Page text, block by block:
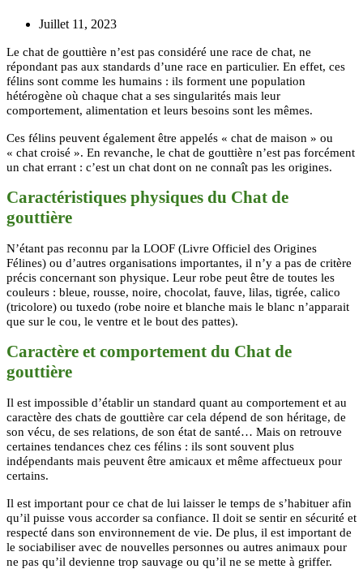
Juillet 11, 2023
Le chat de gouttière n’est pas considéré une race de chat, ne
répondant pas aux standards d’une race en particulier. En effet, ces
félins sont comme les humains : ils forment une population
hétérogène où chaque chat a ses singularités mais leur
comportement, alimentation et leurs besoins sont les mêmes.
Ces félins peuvent également être appelés « chat de maison » ou
« chat croisé ». En revanche, le chat de gouttière n’est pas forcément
un chat errant : c’est un chat dont on ne connaît pas les origines.
Caractéristiques physiques du Chat de
gouttière
N’étant pas reconnu par la LOOF (Livre Officiel des Origines
Félines) ou d’autres organisations importantes, il n’y a pas de critère
précis concernant son physique. Leur robe peut être de toutes les
couleurs : bleue, rousse, noire, chocolat, fauve, lilas, tigrée, calico
(tricolore) ou tuxedo (robe noire et blanche mais le blanc n’apparait
que sur le cou, le ventre et le bout des pattes).
Caractère et comportement du Chat de
gouttière
Il est impossible d’établir un standard quant au comportement et au
caractère des chats de gouttière car cela dépend de son héritage, de
son vécu, de ses relations, de son état de santé… Mais on retrouve
certaines tendances chez ces félins : ils sont souvent plus
indépendants mais peuvent être amicaux et même affectueux pour
certains.
Il est important pour ce chat de lui laisser le temps de s’habituer afin
qu’il puisse vous accorder sa confiance. Il doit se sentir en sécurité et
respecté dans son environnement de vie. De plus, il est important de
le sociabiliser avec de nouvelles personnes ou autres animaux pour
ne pas qu’il devienne trop sauvage ou qu’il ne se mette à griffer.